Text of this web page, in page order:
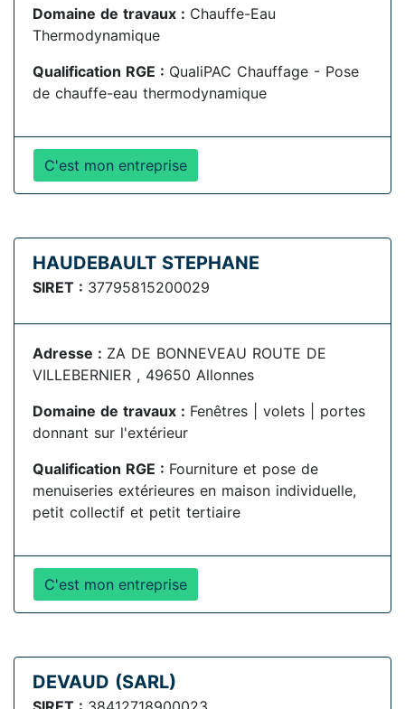
Domaine de travaux : Chauffe-Eau
Thermodynamique
Qualification RGE : QualiPAC Chauffage - Pose
de chauffe-eau thermodynamique
C'est mon entreprise
HAUDEBAULT STEPHANE
SIRET : 37795815200029
Adresse : ZA DE BONNEVEAU ROUTE DE
VILLEBERNIER , 49650 Allonnes
Domaine de travaux : Fenêtres | volets | portes
donnant sur l'extérieur
Qualification RGE : Fourniture et pose de
menuiseries extérieures en maison individuelle,
petit collectif et petit tertiaire
C'est mon entreprise
DEVAUD (SARL)